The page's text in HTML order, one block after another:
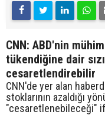
CNN: ABD'nin
tükendiğine dair
cesaretlendirebilir
CNN'de yer alan
stoklarının azaldığı
"cesaretlenebileceği"